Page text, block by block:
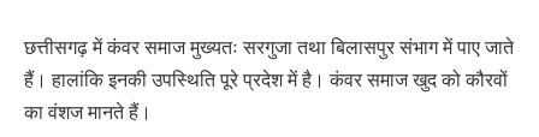
छत्तीसगढ़ में कंवर समाज मुख्यतः सरगुजा तथा बिलासपुर संभाग में पाए जाते
हैं। हालांकि इनकी उपस्थिति पूरे प्रदेश में है। कंवर समाज खुद को कौरवों
का वंशज मानते हैं।